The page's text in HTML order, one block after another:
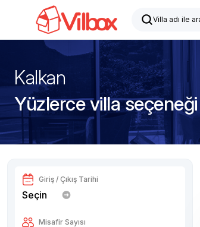
Kalkan
Yüzlerce villa seçeneği
Giriş / Çıkış Tarihi
Seçin
Misafir Sayısı